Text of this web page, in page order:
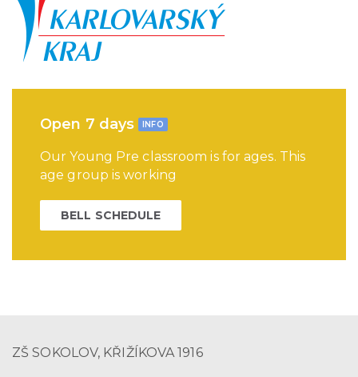
Open 7 days INFO
Our Young Pre classroom is for ages. This
age group is working
BELL SCHEDULE
ZŠ SOKOLOV, KŘIŽÍKOVA 1916